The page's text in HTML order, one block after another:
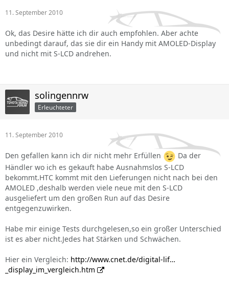
11. September 2010
Ok, das Desire hätte ich dir auch empfohlen. Aber achte
unbedingt darauf, das sie dir ein Handy mit AMOLED-Display
und nicht mit S-LCD andrehen.
solingennrw
Erleuchteter
11. September 2010
Den gefallen kann ich dir nicht mehr Erfüllen
Da der
Händler wo ich es gekauft habe Ausnahmslos S-LCD
bekommt.HTC kommt mit den Lieferungen nicht nach bei den
AMOLED ,deshalb werden viele neue mit den S-LCD
ausgeliefert um den großen Run auf das Desire
entgegenzuwirken.
Habe mir einige Tests durchgelesen,so ein großer Unterschied
ist es aber nicht.Jedes hat Stärken und Schwächen.
Hier ein Vergleich: http://www.cnet.de/digital-lif…
_display_im_vergleich.htm